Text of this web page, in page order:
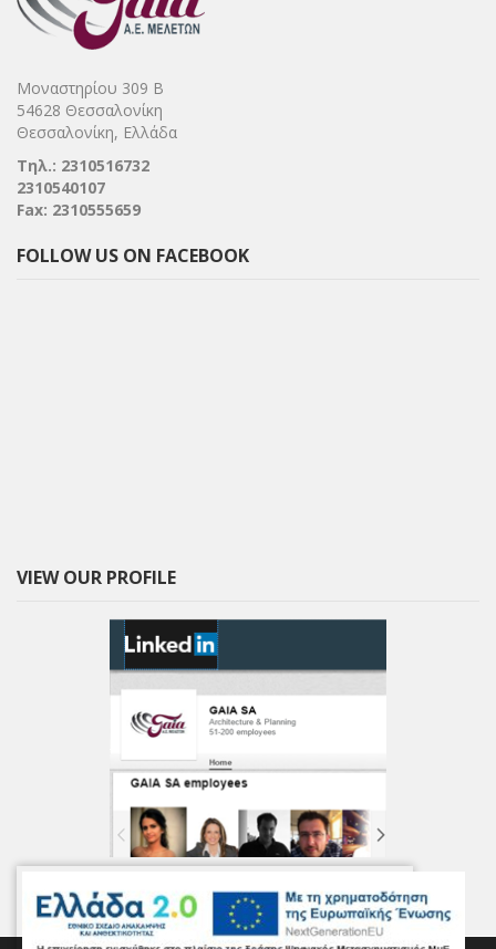
Μοναστηρίου 309 Β
54628 Θεσσαλονίκη
Θεσσαλονίκη, Ελλάδα
Τηλ.: 2310516732
2310540107
Fax: 2310555659
FOLLOW US ON FACEBOOK
VIEW OUR PROFILE